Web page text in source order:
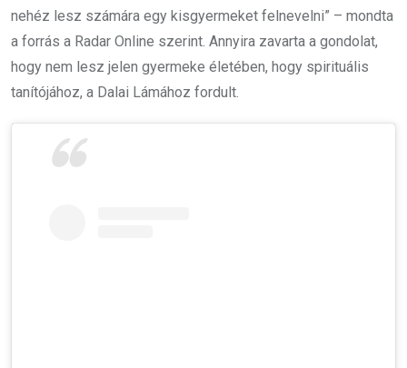
nehéz lesz számára egy kisgyermeket felnevelni” – mondta
a forrás a Radar Online szerint. Annyira zavarta a gondolat,
hogy nem lesz jelen gyermeke életében, hogy spirituális
tanítójához, a Dalai Lámához fordult.